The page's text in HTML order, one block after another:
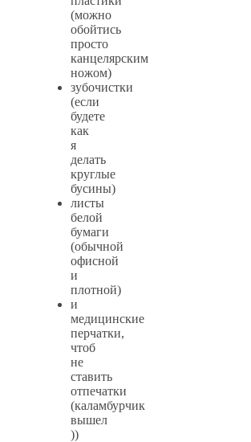
(можно
обойтись
просто
канцелярским
ножом)
зубочистки
(если
будете
как
я
делать
круглые
бусины)
листы
белой
бумаги
(обычной
офисной
и
плотной)
и
медицинские
перчатки,
чтоб
не
ставить
отпечатки
(каламбурчик
вышел
))